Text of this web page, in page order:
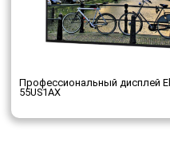
Профессиональный дисплей
55US1AX